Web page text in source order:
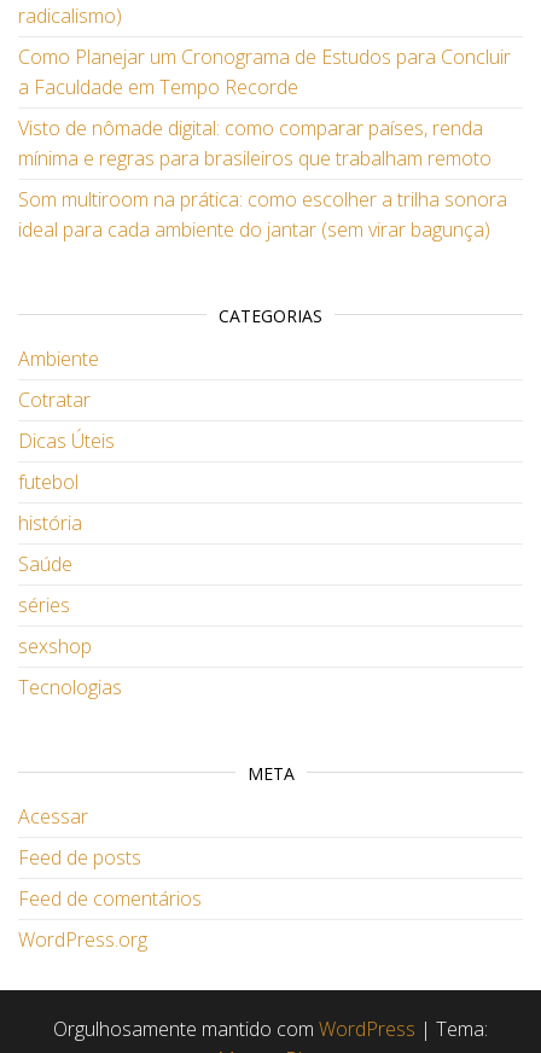
radicalismo)
Como Planejar um Cronograma de Estudos para Concluir
a Faculdade em Tempo Recorde
Visto de nômade digital: como comparar países, renda
mínima e regras para brasileiros que trabalham remoto
Som multiroom na prática: como escolher a trilha sonora
ideal para cada ambiente do jantar (sem virar bagunça)
CATEGORIAS
Ambiente
Cotratar
Dicas Úteis
futebol
história
Saúde
séries
sexshop
Tecnologias
META
Acessar
Feed de posts
Feed de comentários
WordPress.org
Orgulhosamente mantido com WordPress | Tema: